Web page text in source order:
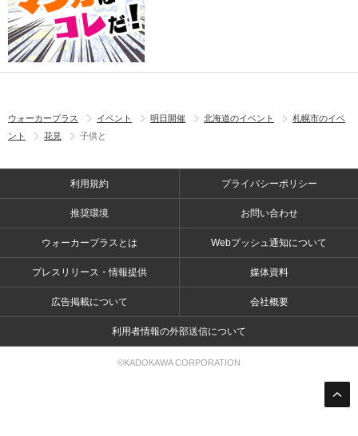
ウォーカープラス イベント 明日開催 北海道のイベント
札幌市のイベ
ント
花見 子供と
利用規約 プライバシーポリシー
推奨環境 お問い合わせ
ウォーカープラスとは Webプッシュ通知について
プレスリリース・情報提供 媒体資料
広告掲載について 会社概要
利用者情報の外部送信について
©KADOKAWA CORPORATION